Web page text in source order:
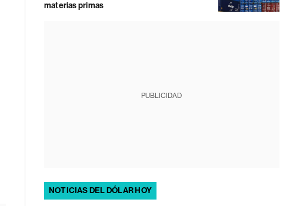
materias primas
PUBLICIDAD
NOTICIAS DEL DÓLAR HOY